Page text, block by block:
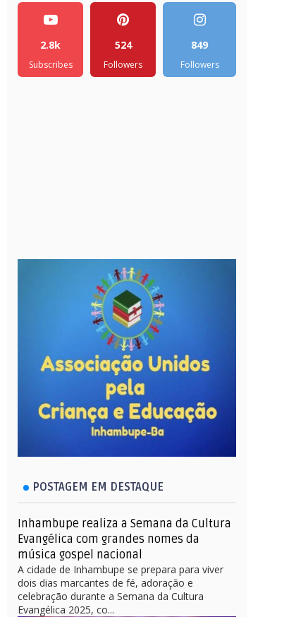
2.8k
Subscribes
524
Followers
849
Followers
POSTAGEM EM DESTAQUE
Inhambupe realiza a Semana da Cultura
Evangélica com grandes nomes da
música gospel nacional
A cidade de Inhambupe se prepara para viver
dois dias marcantes de fé, adoração e
celebração durante a Semana da Cultura
Evangélica 2025, co...